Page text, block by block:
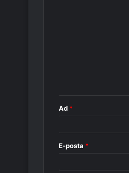
Ad *
E-posta *